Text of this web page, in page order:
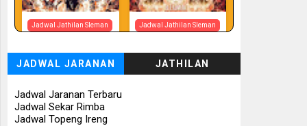
Jadwal Jathilan Sleman
📅 Besok (7/8)
Jadwal Jathilan Sleman
Tunggul Rukun
📅 Besok (7/8)
JADWAL JARANAN JATHILAN
Jadwal Jaranan Terbaru
Jadwal Sekar Rimba
Jadwal Topeng Ireng